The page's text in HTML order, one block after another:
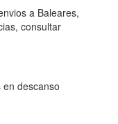
a Baleares,
consultar
descanso